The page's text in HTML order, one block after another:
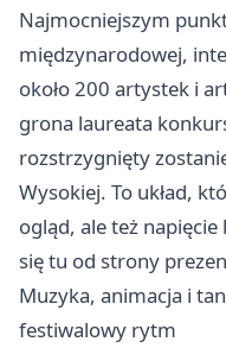
Najmocniejszym
międzynarodowej,
około 200 artystek i
grona laureata
rozstrzygnięty
Wysokiej. To układ,
ogląd, ale też
się tu od strony
Muzyka, animacja i
festiwalowy rytm